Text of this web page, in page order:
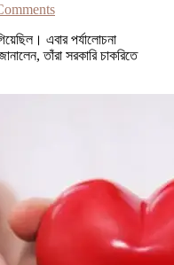
এবার পর্যালোচনা
তাঁরা সরকারি চাকরিতে